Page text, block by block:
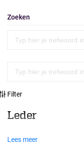
Uitzendbureau?
Zoeken
Filter
Leder
Lees meer